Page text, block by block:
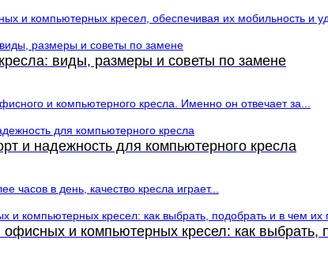
и компьютерных кресел, обеспечивая их мобильность и
виды, размеры и советы по замене
и компьютерного кресла. Именно он отвечает за...
и надежность для компьютерного кресла
часов в день, качество кресла играет...
и компьютерных кресел: как выбрать,